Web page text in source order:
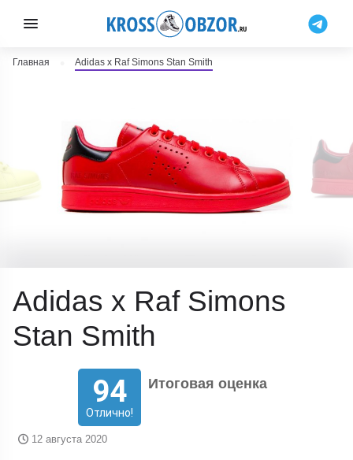
Главная Adidas x Raf Simons Stan Smith
Adidas x Raf Simons
Stan Smith
94
Отлично!
Итоговая оценка
12 августа 2020